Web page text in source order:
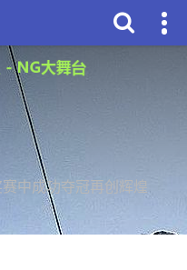
中成功夺冠再创辉煌